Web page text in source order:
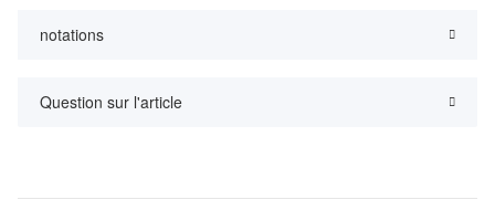
notations
Question sur l'article